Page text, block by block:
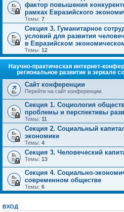
фактор повышения
рамках Евразийского
Темы: 7
Секция 3. Гуманитарное
условий для развития
в Евразийском
Темы: 12
Научно-практическая интернет-
региональное развитие в зеркале
Сайт конференции
Перейти на сайт конференции.
Секция 1. Социология
проблемы и перспективы
Темы: 11
Секция 2. Социальный
экономике
Темы: 4
Секция 3. Человеческий
Темы: 13
Секция 4. Социально-
современном обществе
Темы: 6
ВХОД